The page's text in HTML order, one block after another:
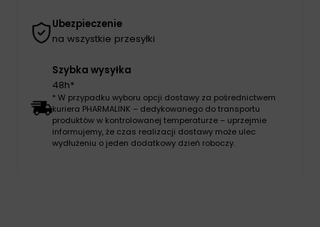
Ubezpieczenie
na wszystkie przesyłki
Szybka wysyłka
48h*
* W przypadku wyboru opcji dostawy za pośrednictwem
kuriera PHARMALINK – dedykowanego do transportu
produktów w kontrolowanej temperaturze – uprzejmie
informujemy, że czas realizacji dostawy może ulec
wydłużeniu o jeden dodatkowy dzień roboczy.